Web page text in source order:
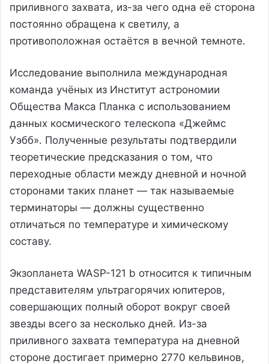
приливного захвата, из-за чего одна её сторона
постоянно обращена к светилу, а
противоположная остаётся в вечной темноте.
Исследование выполнила международная
команда учёных из Институт астрономии
Общества Макса Планка с использованием
данных космического телескопа «Джеймс
Уэбб». Полученные результаты подтвердили
теоретические предсказания о том, что
переходные области между дневной и ночной
сторонами таких планет — так называемые
терминаторы — должны существенно
отличаться по температуре и химическому
составу.
Экзопланета WASP-121 b относится к типичным
представителям ультрагорячих юпитеров,
совершающих полный оборот вокруг своей
звезды всего за несколько дней. Из-за
приливного захвата температура на дневной
стороне достигает примерно 2770 кельвинов,